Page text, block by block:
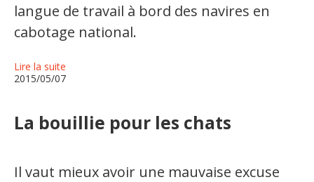
langue de travail à bord des navires en
cabotage national.
Lire la suite
2015/05/07
La bouillie pour les chats
Il vaut mieux avoir une mauvaise excuse